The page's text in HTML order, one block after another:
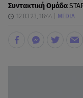
Συντακτική Ομάδα
12.03.23, 18:44 MEDIA